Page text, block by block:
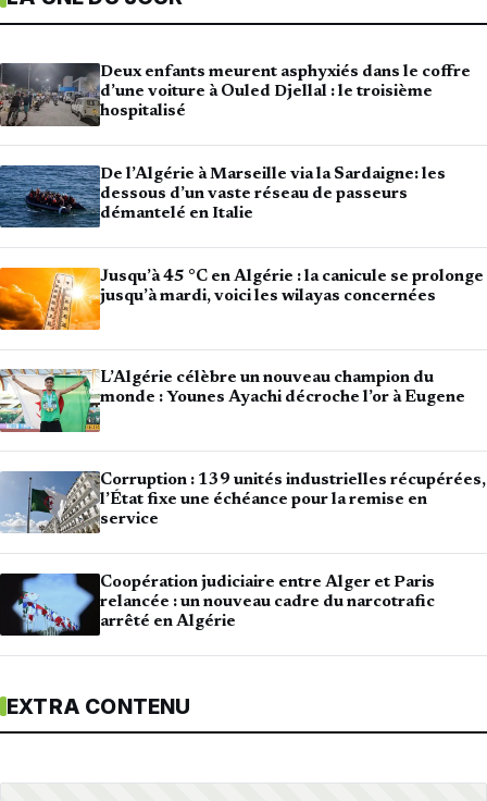
Deux enfants meurent asphyxiés dans le coffre
d’une voiture à Ouled Djellal : le troisième
hospitalisé
De l’Algérie à Marseille via la Sardaigne: les
dessous d’un vaste réseau de passeurs
démantelé en Italie
Jusqu’à 45 °C en Algérie : la canicule se prolonge
jusqu’à mardi, voici les wilayas concernées
L’Algérie célèbre un nouveau champion du
monde : Younes Ayachi décroche l’or à Eugene
Corruption : 139 unités industrielles récupérées,
l’État fixe une échéance pour la remise en
service
Coopération judiciaire entre Alger et Paris
relancée : un nouveau cadre du narcotrafic
arrêté en Algérie
EXTRA CONTENU